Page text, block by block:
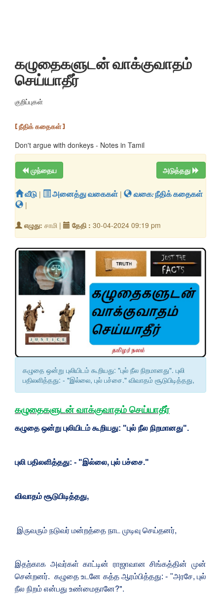
கழுதைகளுடன் வாக்குவாதம்
செய்யாதீர்
குறிப்புகள்
[ நீதிக் கதைகள் ]
Don't argue with donkeys - Notes in Tamil
முந்தைய அடுத்தது
வீடு | அனைத்து வகைகள் | வகை:நீதிக் கதைகள்
|
எழுது: சாமி | தேதி : 30-04-2024 09:19 pm
கழுதை ஒன்று புலியிடம் கூறியது: "புல் நீல நிறமானது". புலி
பதிலளித்தது: - "இல்லை, புல் பச்சை." விவாதம் சூடுபிடித்தது,
கழுதைகளுடன் வாக்குவாதம் செய்யாதீர்
கழுதை ஒன்று புலியிடம் கூறியது: "புல் நீல நிறமானது".
புலி பதிலளித்தது: - "இல்லை, புல் பச்சை."
விவாதம் சூடுபிடித்தது,
இருவரும் நடுவர் மன்றத்தை நாட முடிவு செய்தனர்,
இதற்காக அவர்கள் காட்டின் ராஜாவான சிங்கத்தின் முன்
சென்றனர். கழுதை உடனே கத்த ஆரம்பித்தது: - "அரசே, புல்
நீல நிறம் என்பது உண்மைதானே?".